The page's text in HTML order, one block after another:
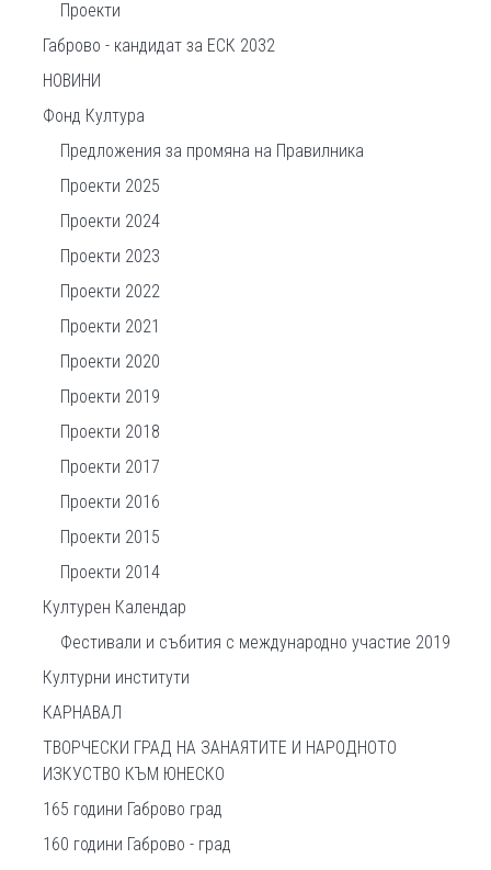
Проекти
Габрово - кандидат за ЕСК 2032
НОВИНИ
Фонд Култура
Предложения за промяна на Правилника
Проекти 2025
Проекти 2024
Проекти 2023
Проекти 2022
Проекти 2021
Проекти 2020
Проекти 2019
Проекти 2018
Проекти 2017
Проекти 2016
Проекти 2015
Проекти 2014
Културен Календар
Фестивали и събития с международно участие 2019
Културни институти
КАРНАВАЛ
ТВОРЧЕСКИ ГРАД НА ЗАНАЯТИТЕ И НАРОДНОТО
ИЗКУСТВО КЪМ ЮНЕСКО
165 години Габрово град
160 години Габрово - град